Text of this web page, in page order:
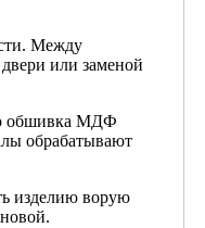
Между
или заменой
обшивка МДФ
обрабатывают
изделию ворую